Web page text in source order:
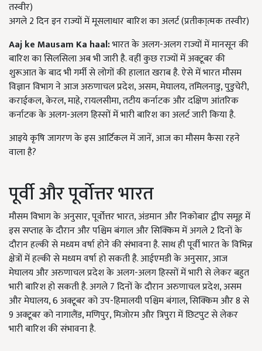
अगले 2 दिन इन राज्यों में मूसलाधार बारिश का अलर्ट (प्रतीका्त्मक तस्वीर)
Aaj ke Mausam Ka haal:भारत के अलग-अलग राज्यों में मानसून की
बारिश का सिलसिला अब भी जारी है. वहीं कुछ राज्यों में अक्टूबर की
शुरूआत के बाद भी गर्मी से लोगों की हालात खराब है. ऐसे में भारत मौसम
विज्ञान विभाग ने आज अरुणाचल प्रदेश, असम, मेघालय, तमिलनाडु, पुडुचेरी,
कराईकल, केरल, माहे, रायलसीमा, तटीय कर्नाटक और दक्षिण आंतरिक
कर्नाटक के अलग-अलग हिस्सों में भारी बारिश का अलर्ट जारी किया है.
आइये कृषि जागरण के इस आर्टिकल में जानें, आज का मौसम कैसा रहने
वाला है?
पूर्वी और पूर्वोत्तर भारत
मौसम विभाग के अनुसार, पूर्वोत्तर भारत, अंडमान और निकोबार द्वीप समूह में
इस सप्ताह के दौरान और पश्चिम बंगाल और सिक्किम में अगले 2 दिनों के
दौरान हल्की से मध्यम वर्षा होने की संभावना है. साथ ही पूर्वी भारत के विभिन्न
क्षेत्रों में हल्की से मध्यम वर्षा हो सकती है. आईएमडी के अनुसार, आज
मेघालय और अरुणाचल प्रदेश के अलग-अलग हिस्सों में भारी से लेकर बहुत
भारी बारिश हो सकती है. अगले 7 दिनों के दौरान अरुणाचल प्रदेश, असम
और मेघालय, 6 अक्टूबर को उप-हिमालयी पश्चिम बंगाल, सिक्किम और 8 से
9 अक्टूबर को नागालैंड, मणिपुर, मिजोरम और त्रिपुरा में छिटपुट से लेकर
भारी बारिश की संभावना है.